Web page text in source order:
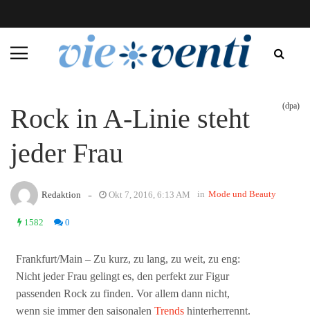
Rock in A-Linie steht
jeder Frau
(dpa)
Redaktion - Okt 7, 2016, 6:13 AM in Mode und Beauty
1582 0
Frankfurt/Main – Zu kurz, zu lang, zu weit, zu eng:
Nicht jeder Frau gelingt es, den perfekt zur Figur
passenden Rock zu finden. Vor allem dann nicht,
wenn sie immer den saisonalenTrends hinterherrennt.